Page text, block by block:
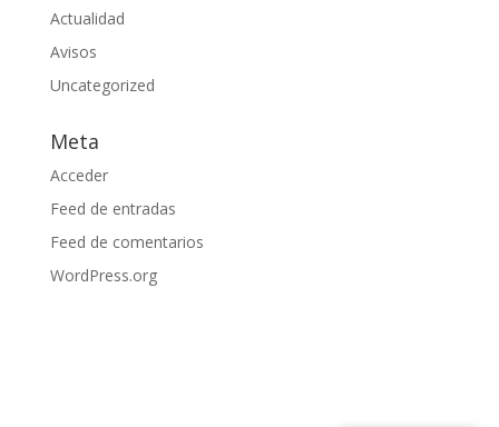
Actualidad
Avisos
Uncategorized
Meta
Acceder
Feed de entradas
Feed de comentarios
WordPress.org